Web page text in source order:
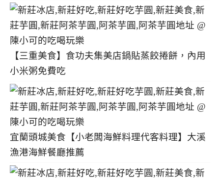
【三重美食】食功夫集美店鍋貼蒸餃捲餅，內用
小米粥免費吃
宜蘭頭城美食【小老闆海鮮料理代客料理】大溪
漁港海鮮餐廳推薦